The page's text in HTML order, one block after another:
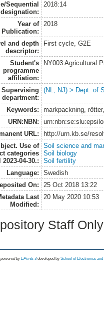
Sequential
designation:
2018:14
Year of
Publication:
2018
and depth
descriptor:
First cycle, G2E
Student's
programme
affiliation:
NY003 Agricultural
Supervising
department:
(NL, NJ) > Dept. of
Keywords:
markpackning,
URN:NBN:
URL:
http://urn.kb.se/
Use of
categories
04-30.:
Soil science and
Soil biology
Soil fertility
Language:
Swedish
On:
25 Oct 2018 13:22
Last
Modified:
20 May 2020 10:53
Staff
powored byEPrints 3 developed by School of Electronics